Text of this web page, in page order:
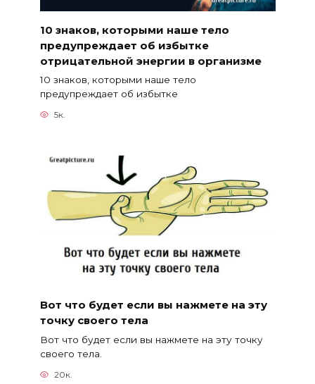
10 знаков, которыми наше тело
предупреждает об избытке
отрицательной энергии в организме
10 знаков, которыми наше тело
предупреждает об избытке
5к.
Вот что будет если вы нажмете на эту
точку своего тела
Вот что будет если вы нажмете на эту точку
своего тела.
20к.